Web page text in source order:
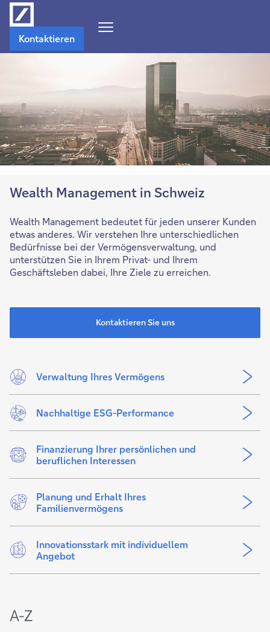
Menü
Kontaktieren
Wealth Management in Schweiz
Wealth Management bedeutet für jeden unserer Kunden
etwas anderes. Wir verstehen Ihre unterschiedlichen
Bedürfnisse bei der Vermögensverwaltung, und
unterstützen Sie in Ihrem Privat- und Ihrem
Geschäftsleben dabei, Ihre Ziele zu erreichen.
Kontaktieren Sie uns
Verwaltung Ihres Vermögens
Nachhaltige ESG-Performance
Finanzierung Ihrer persönlichen und
beruflichen Interessen
Planung und Erhalt Ihres
Familienvermögens
Innovationsstark mit individuellem
Angebot
A-Z